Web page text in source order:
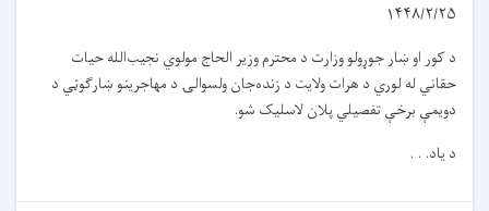
۱۴۴۸/۲/۲۵
د کور او ښار جوړولو وزارت د محترم وزیر الحاج مولوي نجیب‌الله حیات
حقاني له لوري د هرات ولایت د زنده‌جان ولسوالۍ د مهاجرینو ښارګوټي د
دویمې برخې تفصیلي پلان لاسلیک شو.
د یاد. . .